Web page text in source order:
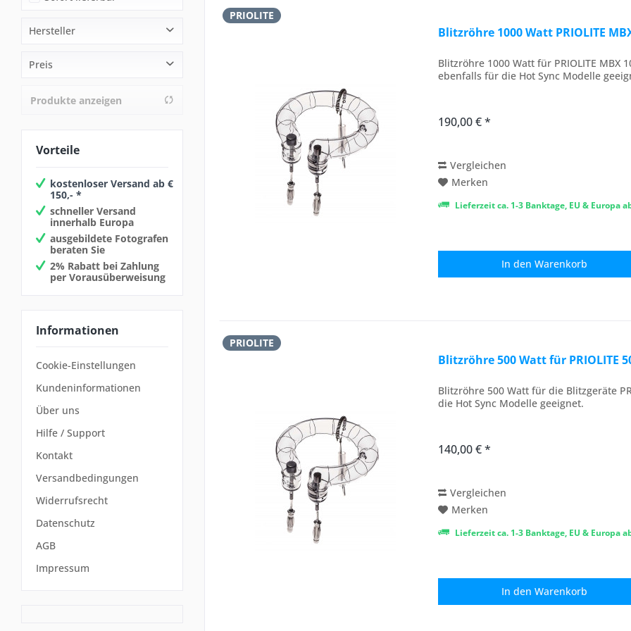
Hersteller
PRIOLITE
Preis
bis
Produkte anzeigen
Vorteile
kostenloser Versand ab €
150,- *
schneller Versand
innerhalb Europa
ausgebildete Fotografen
beraten Sie
2% Rabatt bei Zahlung
per Vorausüberweisung
Informationen
Cookie-Einstellungen
Kundeninformationen
Über uns
Hilfe / Support
Kontakt
Versandbedingungen
Widerrufsrecht
Datenschutz
AGB
Impressum
PRIOLITE
Blitzröhre 1000 Watt PRIOLITE
Blitzröhre 1000 Watt für PRIOLITE MBX
ebenfalls für die Hot Sync Modelle
190,00 € *
Vergleichen
Merken
Lieferzeit ca. 1-3 Banktage, EU & Europa
In den Warenkorb
PRIOLITE
Blitzröhre 500 Watt für PRIOLITE
Blitzröhre 500 Watt für die Blitzgeräte
die Hot Sync Modelle geeignet.
140,00 € *
Vergleichen
Merken
Lieferzeit ca. 1-3 Banktage, EU & Europa
In den Warenkorb